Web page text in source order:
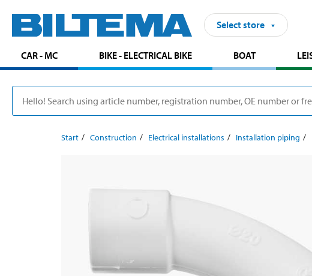
Select store
CAR - MC BIKE - ELECTRICAL BIKE BOAT
Start Construction Electrical installations Installation piping